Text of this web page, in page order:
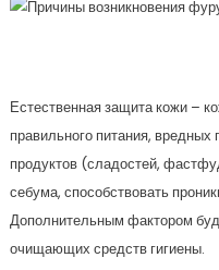
Естественная защита кожи –
правильного питания,
продуктов (сладостей,
себума, способствовать
Дополнительным фактором
очищающих средств гигиены.